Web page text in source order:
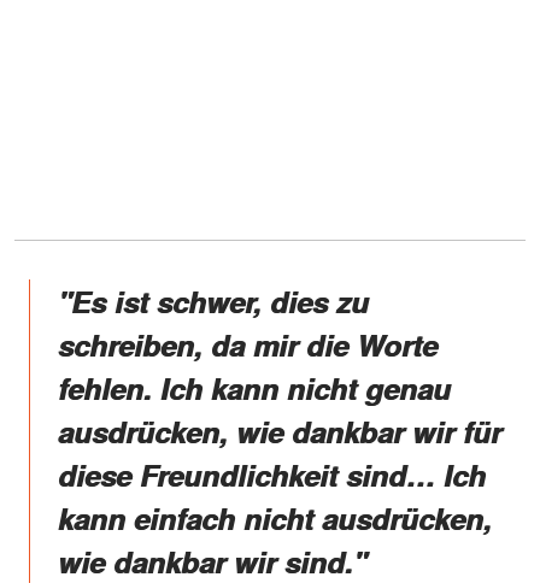
"Es ist schwer, dies zu
schreiben, da mir die Worte
fehlen. Ich kann nicht genau
ausdrücken, wie dankbar wir für
diese Freundlichkeit sind… Ich
kann einfach nicht ausdrücken,
wie dankbar wir sind."